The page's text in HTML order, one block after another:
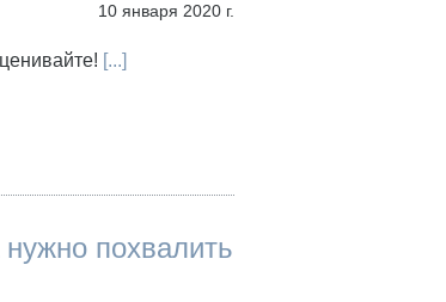
10 января 2020 г.
[...]
похвалить